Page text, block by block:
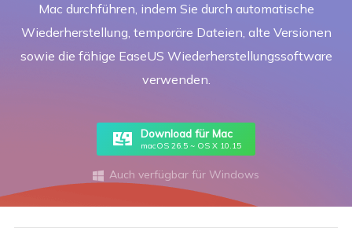
Mac durchführen, indem Sie durch automatische
Wiederherstellung, temporäre Dateien, alte Versionen
sowie die fähige EaseUS Wiederherstellungssoftware
verwenden.
Download für Mac
macOS 26.5 ~ OS X 10.15
 Auch verfügbar für Windows